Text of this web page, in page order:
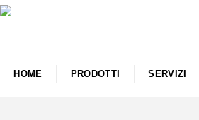
HOME PRODOTTI SERVIZI